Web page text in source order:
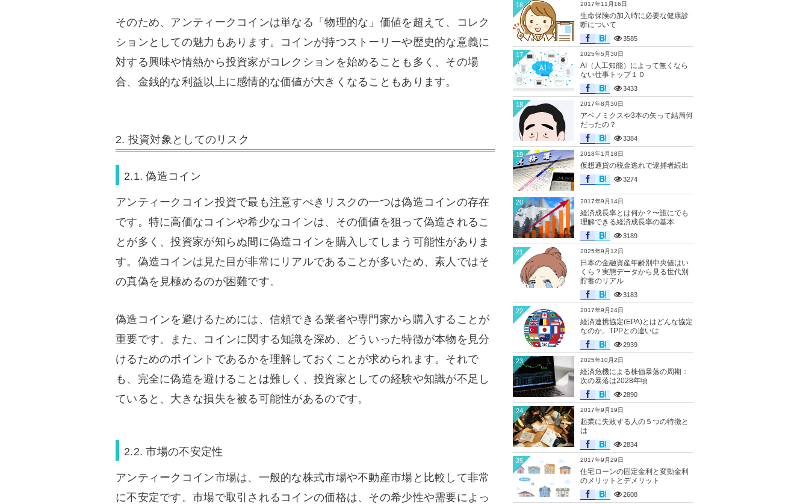
そのため、アンティークコインは単なる「物理的な」価値を超えて、コレク
ションとしての魅力もあります。コインが持つストーリーや歴史的な意義に
対する興味や情熱から投資家がコレクションを始めることも多く、その場
合、金銭的な利益以上に感情的な価値が大きくなることもあります。
2. 投資対象としてのリスク
2.1. 偽造コイン
アンティークコイン投資で最も注意すべきリスクの一つは偽造コインの存在
です。特に高価なコインや希少なコインは、その価値を狙って偽造されるこ
とが多く、投資家が知らぬ間に偽造コインを購入してしまう可能性がありま
す。偽造コインは見た目が非常にリアルであることが多いため、素人ではそ
の真偽を見極めるのが困難です。
偽造コインを避けるためには、信頼できる業者や専門家から購入することが
重要です。また、コインに関する知識を深め、どういった特徴が本物を見分
けるためのポイントであるかを理解しておくことが求められます。それで
も、完全に偽造を避けることは難しく、投資家としての経験や知識が不足し
ていると、大きな損失を被る可能性があるのです。
2.2. 市場の不安定性
アンティークコイン市場は、一般的な株式市場や不動産市場と比較して非常
に不安定です。市場で取引されるコインの価格は、その希少性や需要によっ
2017年11月16日
生命保険の加入時に必要な健康診
断について
3585
16
2025年5月30日
AI（人工知能）によって無くなら
ない仕事トップ１０
3433
17
2017年8月30日
アベノミクスや3本の矢って結局何
だったの？
3384
18
2018年1月18日
仮想通貨の税金逃れで逮捕者続出
3274
19
2017年9月14日
経済成長率とは何か？〜誰にでも
理解できる経済成長率の基本
3189
20
2025年9月12日
日本の金融資産年齢別中央値はい
くら？実態データから見る世代別
貯蓄のリアル
3183
21
2017年9月24日
経済連携協定(EPA)とはどんな協定
なのか。TPPとの違いは
2939
22
2025年10月2日
経済危機による株価暴落の周期：
次の暴落は2028年頃
2890
23
2017年9月19日
起業に失敗する人の５つの特徴と
は
2834
24
2017年9月29日
住宅ローンの固定金利と変動金利
のメリットとデメリット
2608
25